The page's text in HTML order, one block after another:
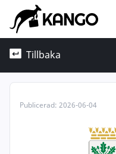
Tillbaka
Publicerad: 2026-06-04